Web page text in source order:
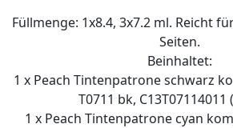
Füllmenge: 1x8.4, 3x7.2 ml. Reicht
Seiten.
Beinhaltet:
1 x Peach Tintenpatrone schwarz
T0711 bk, C13T07114011
1 x Peach Tintenpatrone cyan